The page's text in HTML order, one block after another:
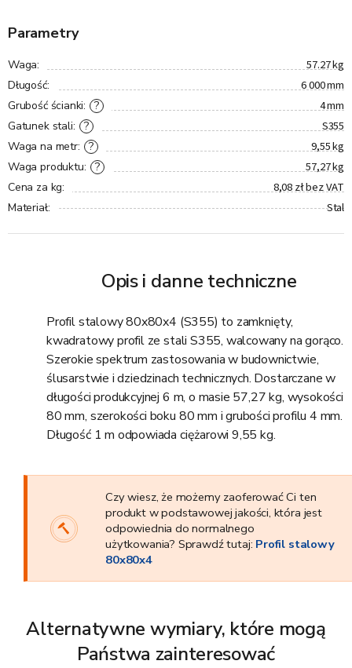
Parametry
Waga: 57.27 kg
Długość: 6 000 mm
?
Grubość ścianki: 4 mm
?
Gatunek stali: S355
?
Waga na metr: 9,55 kg
?
Waga produktu: 57,27 kg
Cena za kg: 8,08 zł bez VAT
Materiał: Stal
Opis i danne techniczne
Profil stalowy 80x80x4 (S355) to zamknięty,
kwadratowy profil ze stali S355, walcowany na gorąco.
Szerokie spektrum zastosowania w budownictwie,
ślusarstwie i dziedzinach technicznych. Dostarczane w
długości produkcyjnej 6 m, o masie 57,27 kg, wysokości
80 mm, szerokości boku 80 mm i grubości profilu 4 mm.
Długość 1 m odpowiada ciężarowi 9,55 kg.
Czy wiesz, że możemy zaoferować Ci ten
produkt w podstawowej jakości, która jest
odpowiednia do normalnego
użytkowania? Sprawdź tutaj: Profil stalowy
80x80x4
Alternatywne wymiary, które mogą
Państwa zainteresować